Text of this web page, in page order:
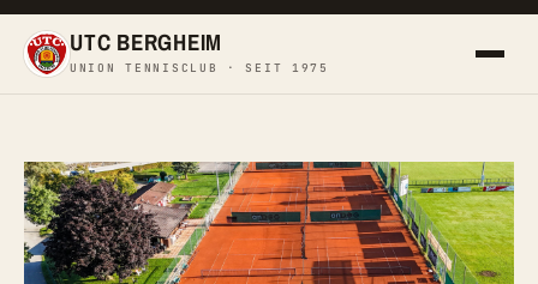
UTC BERGHEIM
UNION TENNISCLUB · SEIT 1975